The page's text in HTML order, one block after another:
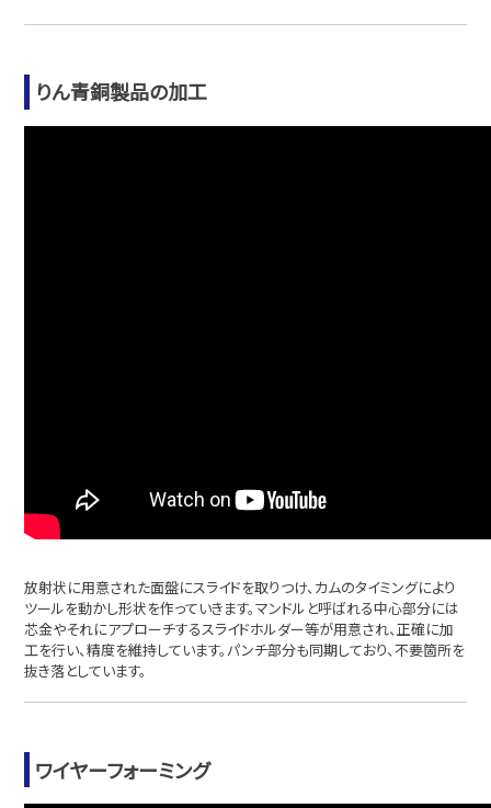
りん青銅製品の加工
放射状に用意された面盤にスライドを取りつけ、カムのタイミングにより
ツールを動かし形状を作っていきます。マンドルと呼ばれる中心部分には
芯金やそれにアプローチするスライドホルダー等が用意され、正確に加
工を行い、精度を維持しています。パンチ部分も同期しており、不要箇所を
抜き落としています。
ワイヤーフォーミング